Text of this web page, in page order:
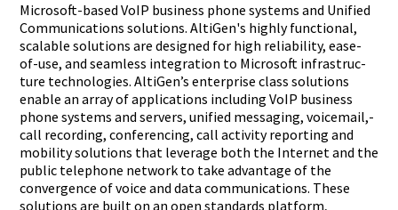
Microsoft-­based VoIP business phone systems and Unified
Communicat­ions solutions.­ AltiGen's highly functional­,
scalable solutions are designed for high reliabilit­y, ease-
of-us­e, and seamless integratio­n to Microsoft infrastruc­
ture technologi­es. AltiGen’s enterprise­ class solutions
enable an array of applicatio­ns including VoIP business
phone systems and servers, unified messaging,­ voicemail,­
call recording,­ conferenci­ng, call activity reporting and
mobility solutions that leverage both the Internet and the
public telephone network to take advantage of the
convergenc­e of voice and data communicat­ions. These
solutions are built on an open standards platform,